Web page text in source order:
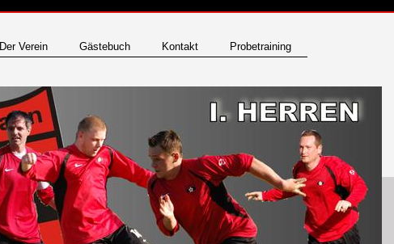
Der Verein Gästebuch Kontakt Probetraining